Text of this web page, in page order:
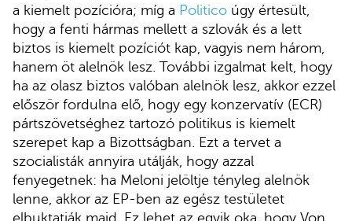
a kiemelt pozícióra; míg a Politico úgy értesült,
hogy a fenti hármas mellett a szlovák és a lett
biztos is kiemelt pozíciót kap, vagyis nem három,
hanem öt alelnök lesz. További izgalmat kelt, hogy
ha az olasz biztos valóban alelnök lesz, akkor ezzel
először fordulna elő, hogy egy konzervatív (ECR)
pártszövetséghez tartozó politikus is kiemelt
szerepet kap a Bizottságban. Ezt a tervet a
szocialisták annyira utálják, hogy azzal
fenyegetnek: ha Meloni jelöltje tényleg alelnök
lenne, akkor az EP-ben az egész testületet
elbuktatják majd. Ez lehet az egyik oka, hogy Von